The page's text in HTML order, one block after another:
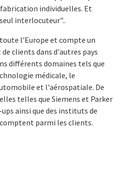
individuelles. Et
interlocuteur"..
toute l'Europe et compte un
clients dans d'autres pays
différents domaines tels que
médicale, le
et l'aérospatiale. De
telles que Siemens et Parker
ainsi que des instituts de
parmi les clients.